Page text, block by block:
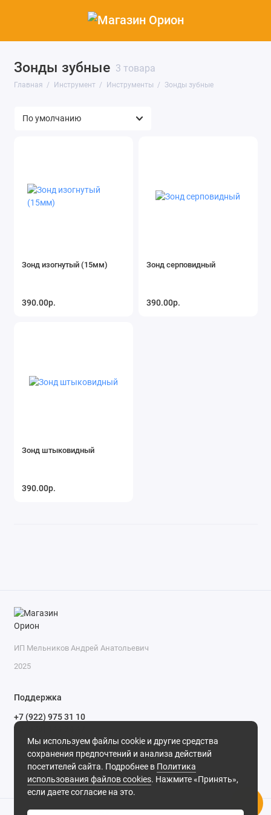
Зонды зубные 3 товара
Главная Инструмент Инструменты Зонды зубные
Инструменты
Зонд изогнутый (15мм)
390.00р.
Зонд серповидный
390.00р.
Зонд штыковидный
390.00р.
Мы используем файлы cookie и другие средства
сохранения предпочтений и анализа действий
посетителей сайта. Подробнее в Политика
использования файлов cookies. Нажмите «Принять»,
если даете согласие на это.
ИП Мельников Андрей Анатольевич
2025
Поддержка
+7 (922) 975 31 10
+7 (909) 144 34 47
пн-пт с 9-00 до 18-00 часов,
сб с 10-00 до 15-00 часов,
вс выходной
(MSK, UTC+3)